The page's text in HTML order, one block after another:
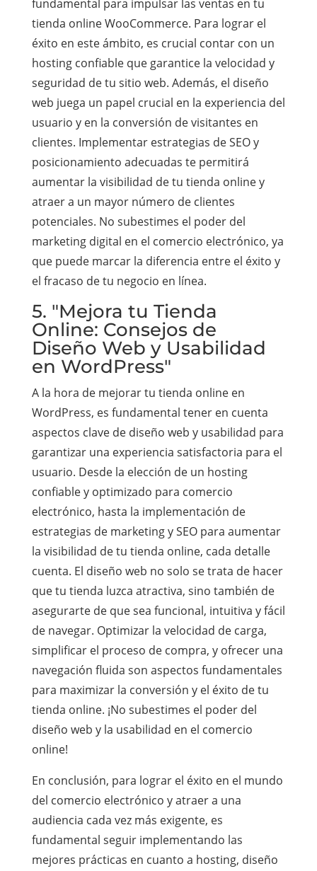
fundamental para impulsar las ventas en tu
tienda online WooCommerce. Para lograr el
éxito en este ámbito, es crucial contar con un
hosting confiable que garantice la velocidad y
seguridad de tu sitio web. Además, el diseño
web juega un papel crucial en la experiencia del
usuario y en la conversión de visitantes en
clientes. Implementar estrategias de SEO y
posicionamiento adecuadas te permitirá
aumentar la visibilidad de tu tienda online y
atraer a un mayor número de clientes
potenciales. No subestimes el poder del
marketing digital en el comercio electrónico, ya
que puede marcar la diferencia entre el éxito y
el fracaso de tu negocio en línea.
5. "Mejora tu Tienda
Online: Consejos de
Diseño Web y Usabilidad
en WordPress"
A la hora de mejorar tu tienda online en
WordPress, es fundamental tener en cuenta
aspectos clave de diseño web y usabilidad para
garantizar una experiencia satisfactoria para el
usuario. Desde la elección de un hosting
confiable y optimizado para comercio
electrónico, hasta la implementación de
estrategias de marketing y SEO para aumentar
la visibilidad de tu tienda online, cada detalle
cuenta. El diseño web no solo se trata de hacer
que tu tienda luzca atractiva, sino también de
asegurarte de que sea funcional, intuitiva y fácil
de navegar. Optimizar la velocidad de carga,
simplificar el proceso de compra, y ofrecer una
navegación fluida son aspectos fundamentales
para maximizar la conversión y el éxito de tu
tienda online. ¡No subestimes el poder del
diseño web y la usabilidad en el comercio
online!
En conclusión, para lograr el éxito en el mundo
del comercio electrónico y atraer a una
audiencia cada vez más exigente, es
fundamental seguir implementando las
mejores prácticas en cuanto a hosting, diseño